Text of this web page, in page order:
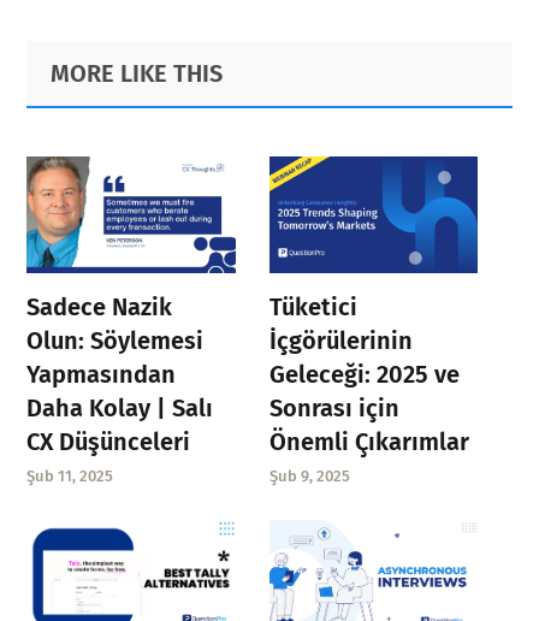
Primary
Sidebar
Footer
MORE LIKE THIS
Sadece Nazik
Olun: Söylemesi
Yapmasından
Daha Kolay | Salı
CX Düşünceleri
Şub 11, 2025
Tüketici
İçgörülerinin
Geleceği: 2025 ve
Sonrası için
Önemli Çıkarımlar
Şub 9, 2025